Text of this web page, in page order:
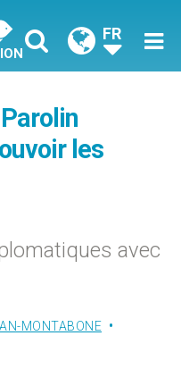
FR
les
avec
MONTABONE